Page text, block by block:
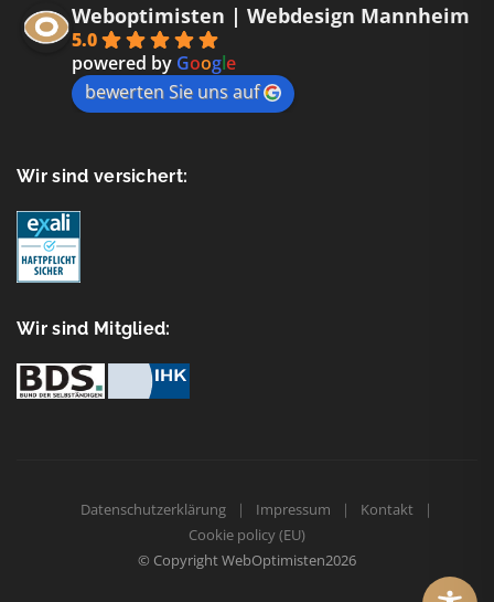
Weboptimisten | Webdesign Mannheim
5.0
powered by Google
bewerten Sie uns auf
Wir sind versichert:
Wir sind Mitglied:
Datenschutzerklärung Impressum
Kontakt
Cookie policy (EU)
© CopyrightWebOptimisten2026